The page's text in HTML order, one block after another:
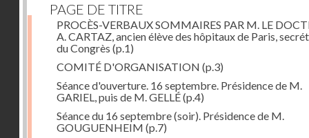
PAGE DE TITRE
PROCÈS-VERBAUX SOMMAIRES PAR M. LE
A. CARTAZ, ancien élève des hôpitaux de Paris,
du Congrès (p.1)
COMITÉ D'ORGANISATION (p.3)
Séance d'ouverture. 16 septembre. Présidence de M.
GARIEL, puis de M. GELLÉ(p.4)
Séance du 16 septembre (soir). Présidence de M.
GOUGUENHEIM (p.7)